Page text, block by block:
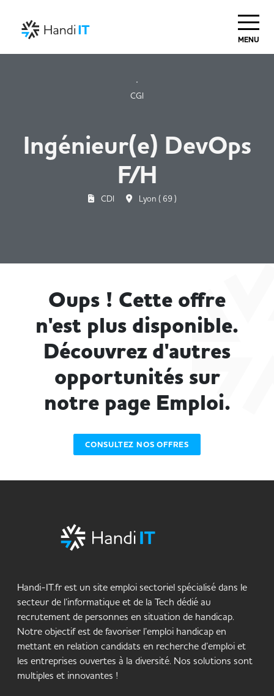
MENU
CGI
Ingénieur(e) DevOps
F/H
CDI Lyon ( 69 )
Oups ! Cette offre
n'est plus disponible.
Découvrez d'autres
opportunités sur
notre page Emploi.
CONSULTEZ NOS OFFRES
Handi-IT.fr est un site emploi sectoriel spécialisé dans le
secteur de l’informatique et de la Tech dédié au
recrutement de personnes en situation de handicap.
Notre objectif est de favoriser l’emploi handicap en
mettant en relation candidats en recherche d’emploi et
les entreprises ouvertes à la diversité. Nos solutions sont
multiples et innovantes !